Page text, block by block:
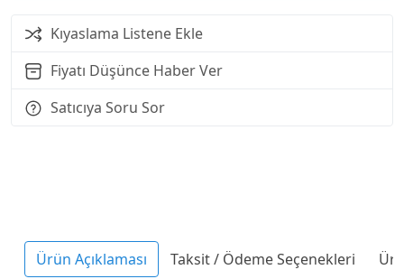
Kıyaslama Listene Ekle
Fiyatı Düşünce Haber Ver
Satıcıya Soru Sor
Ürün Açıklaması Taksit / Ödeme Seçenekleri